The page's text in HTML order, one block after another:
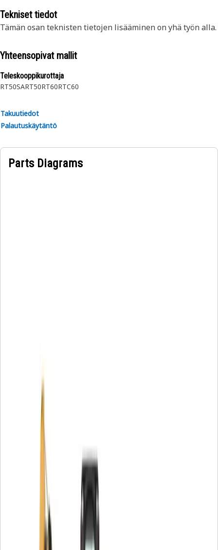
Tekniset tiedot
Tämän osan teknisten tietojen lisääminen on yhä työn alla.
Yhteensopivat mallit
Teleskooppikurottaja
RT50SART50RT60RTC60
Takuutiedot
Palautuskäytäntö
Parts Diagrams